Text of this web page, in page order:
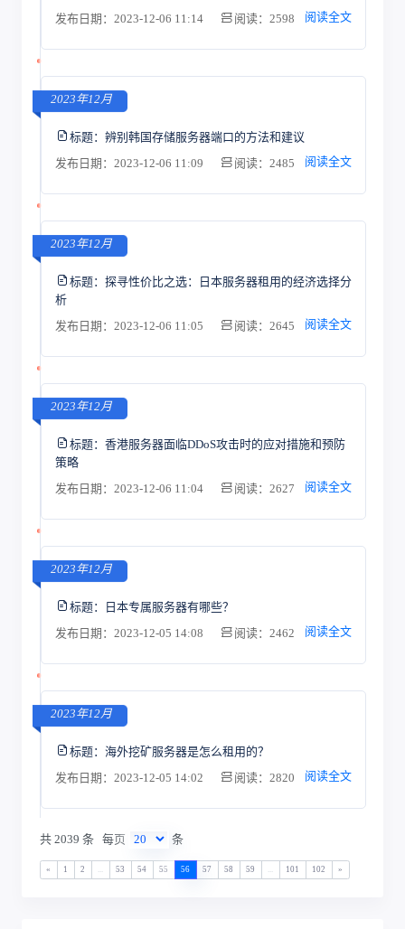
发布日期：2023-12-06 11:14
阅读：2598 阅读全文
2023年12月
标题： 辨别韩国存储服务器端口的方法和建议
发布日期：2023-12-06 11:09
阅读：2485 阅读全文
2023年12月
标题： 探寻性价比之选：日本服务器租用的经济选择分
析
发布日期：2023-12-06 11:05
阅读：2645 阅读全文
2023年12月
标题： 香港服务器面临DDoS攻击时的应对措施和预防
策略
发布日期：2023-12-06 11:04
阅读：2627 阅读全文
2023年12月
标题：
日本专属服务器有哪些？
发布日期：2023-12-05 14:08
阅读：2462 阅读全文
2023年12月
标题： 海外挖矿服务器是怎么租用的？
发布日期：2023-12-05 14:02
阅读：2820 阅读全文
共 2039 条 每页 条
« 1 2 53 54 55 56 57 58 59 101 102 »